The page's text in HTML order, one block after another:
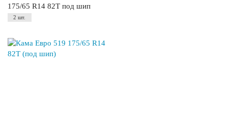
175/65 R14 82T под шип
2 шт.